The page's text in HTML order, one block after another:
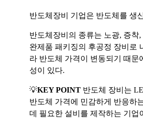
반도체장비 기업은 반도체를 생
반도체장비의 종류는 노광, 증
완제품 패키징의 후공정 장비로
라 반도체 가격이 변동되기 때
성이 있다.
💡KEY POINT 반도체 장비는
반도체 가격에 민감하게 반응하
데 필요한 설비를 제작하는 기업